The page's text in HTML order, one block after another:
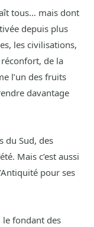
tous… mais dont
depuis plus
les civilisations,
réconfort, de la
l’un des fruits
davantage
du Sud, des
Mais c’est aussi
pour ses
le fondant des